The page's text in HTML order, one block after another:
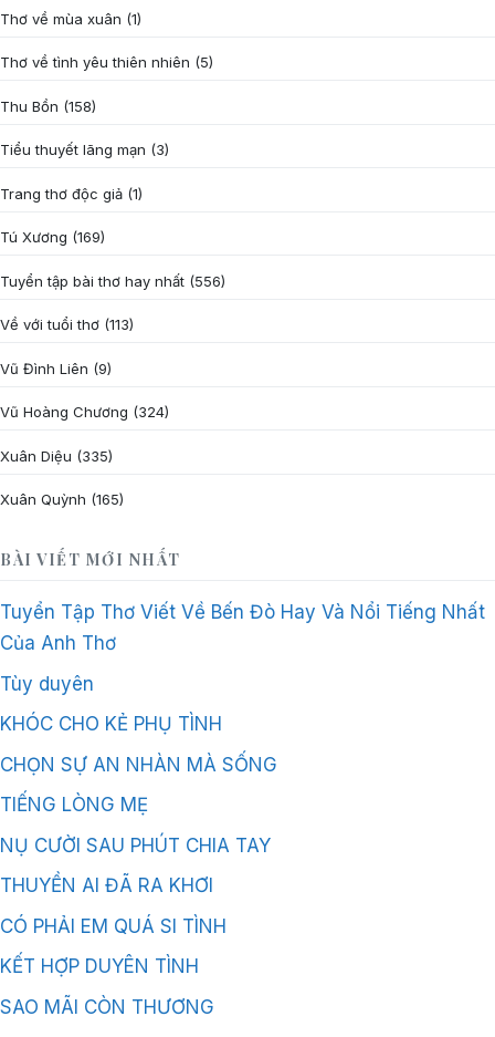
Thơ về mùa xuân (1)
Thơ về tình yêu thiên nhiên (5)
Thu Bồn (158)
Tiểu thuyết lãng mạn (3)
Trang thơ độc giả (1)
Tú Xương (169)
Tuyển tập bài thơ hay nhất (556)
Về với tuổi thơ (113)
Vũ Đình Liên (9)
Vũ Hoàng Chương (324)
Xuân Diệu (335)
Xuân Quỳnh (165)
BÀI VIẾT MỚI NHẤT
Tuyển Tập Thơ Viết Về Bến Đò Hay Và Nổi Tiếng Nhất
Của Anh Thơ
Tùy duyên
KHÓC CHO KẺ PHỤ TÌNH
CHỌN SỰ AN NHÀN MÀ SỐNG
TIẾNG LÒNG MẸ
NỤ CƯỜI SAU PHÚT CHIA TAY
THUYỀN AI ĐÃ RA KHƠI
CÓ PHẢI EM QUÁ SI TÌNH
KẾT HỢP DUYÊN TÌNH
SAO MÃI CÒN THƯƠNG